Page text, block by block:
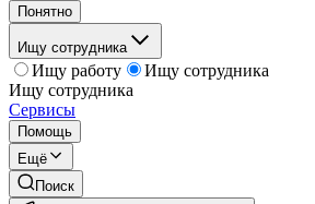
Понятно
Ищу сотрудника
Ищу работу
Ищу сотрудника
Ищу сотрудника
Сервисы
Помощь
Ещё
Поиск